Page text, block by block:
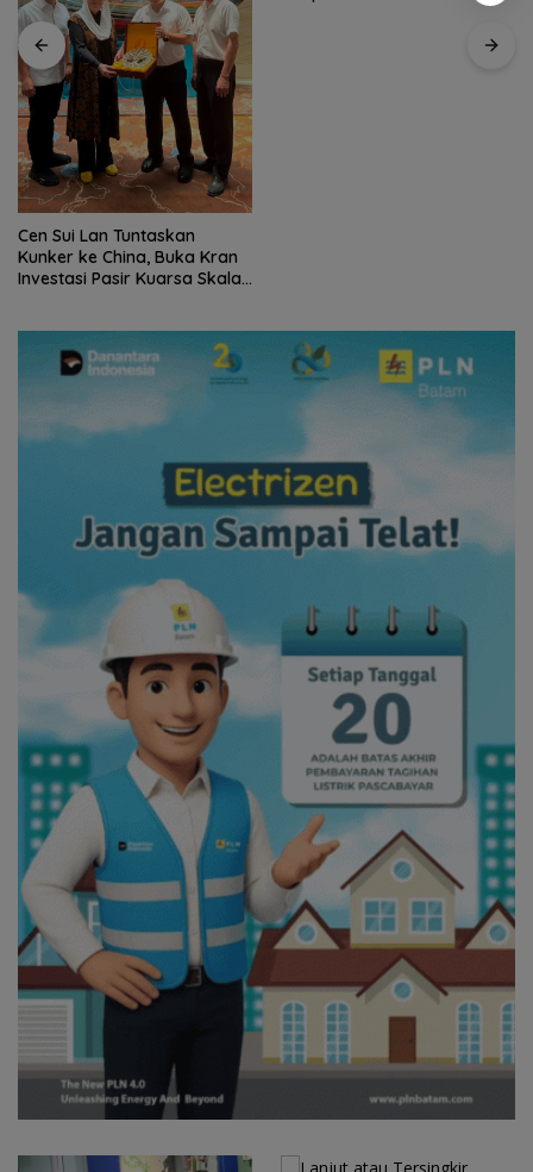
Cen Sui Lan Tuntaskan
Kunker ke China, Buka Kran
Investasi Pasir Kuarsa Skala